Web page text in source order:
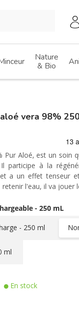
Nature
& Bio
vera 98%
Pur Aloé, est un soin
participe à la
a un effet tenseur
l'eau, il va jouer
des pieds ou des
- 250 mL
- 250 ml
ml
En stock